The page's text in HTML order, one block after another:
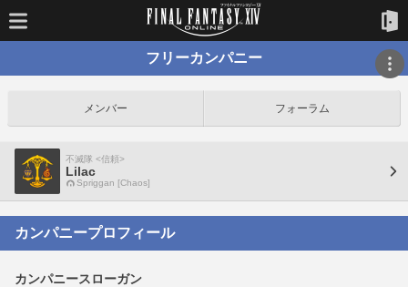
フリーカンパニー
メンバー フォーラム
不滅隊 <信頼>
Lilac
Spriggan [Chaos]
カンパニープロフィール
カンパニースローガン